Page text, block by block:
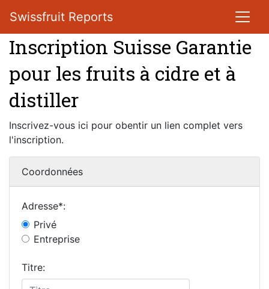
Swissfruit Reports
Inscription Suisse Garantie
pour les fruits à cidre et à
distiller
Inscrivez-vous ici pour obentir un lien complet vers
l'inscription.
Coordonnées
Adresse*:
Privé
Entreprise
Titre: